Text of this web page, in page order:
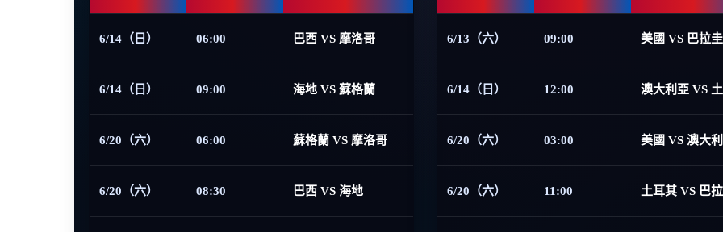
6/14（日） 06:00 巴西 VS 摩洛哥
6/14（日） 09:00 海地 VS 蘇格蘭
6/20（六） 06:00 蘇格蘭 VS 摩洛哥
6/20（六） 08:30 巴西 VS 海地
6/13（六） 09:00 美國 VS 巴拉圭
6/14（日） 12:00 澳大利亞 VS
6/20（六） 03:00 美國 VS 澳大
6/20（六） 11:00 土耳其 VS 巴